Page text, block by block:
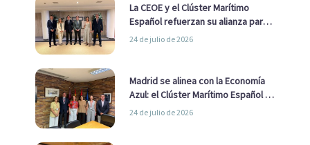
La CEOE y el Clúster Marítimo
Español refuerzan su alianza para
impulsar una estrategia Nacional
24 de julio de 2026
Madrid se alinea con la Economía
Azul: el Clúster Marítimo Español y
la Real Liga Naval avanzan alianzas
24 de julio de 2026